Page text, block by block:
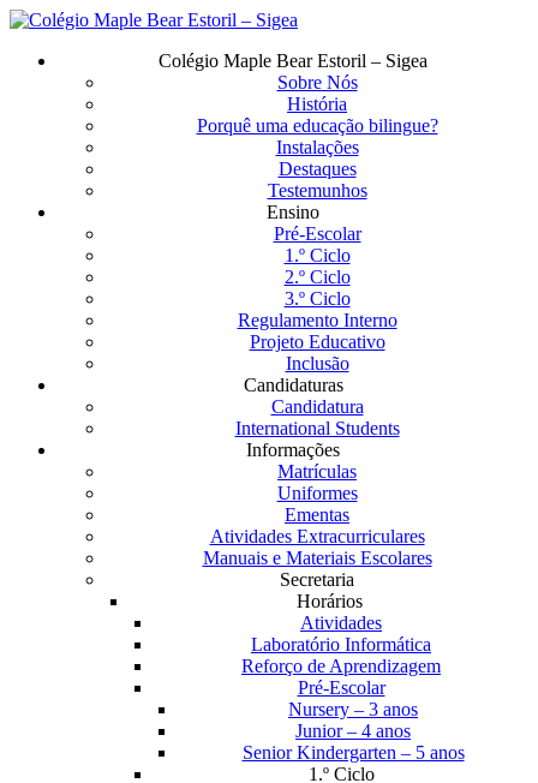
Saltar
Menu
Colégio Maple Bear Estoril – Sigea
Sobre Nós
História
Porquê uma educação bilingue?
Instalações
Destaques
Testemunhos
Ensino
Pré-Escolar
1.º Ciclo
2.º Ciclo
3.º Ciclo
Regulamento Interno
Projeto Educativo
Inclusão
Candidaturas
Candidatura
International Students
Informações
Matrículas
Uniformes
Ementas
Atividades Extracurriculares
Manuais e Materiais Escolares
Secretaria
Horários
Atividades
Laboratório Informática
Reforço de Aprendizagem
Pré-Escolar
Nursery – 3 anos
Junior – 4 anos
Senior Kindergarten – 5 anos
1.º Ciclo